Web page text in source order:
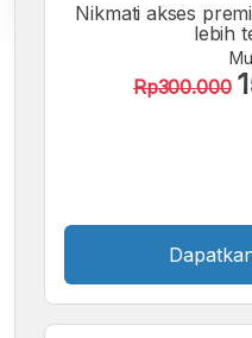
Font
Nikmati akses
lebih
Rp300.000